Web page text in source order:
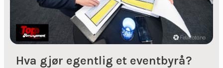
Hva gjør egentlig et eventbyrå?